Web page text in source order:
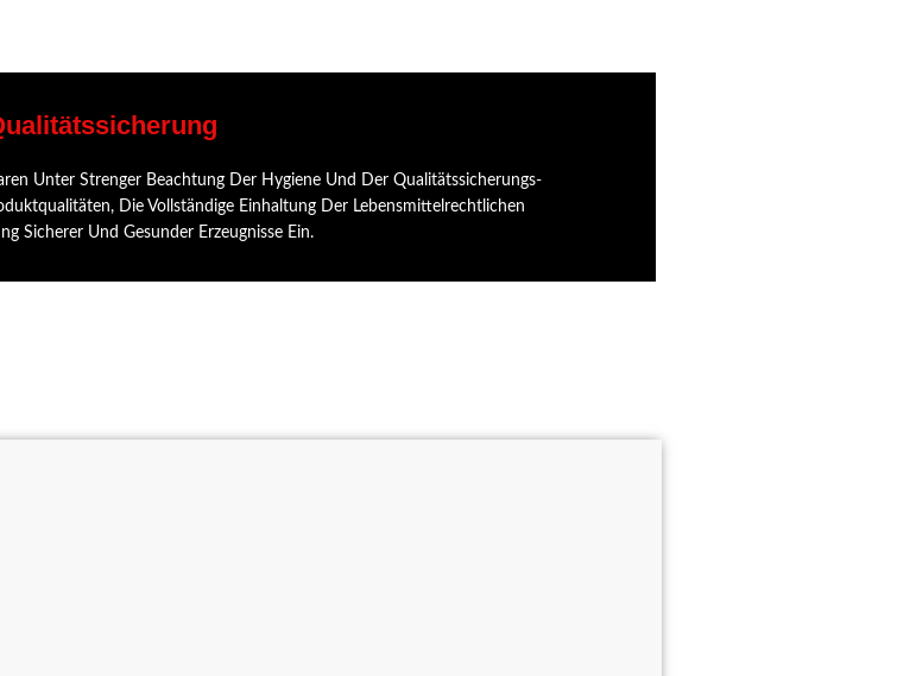
Unter Strenger Beachtung Der Hygiene Und Der Qualitätssicherungs-
Die Vollständige Einhaltung Der Lebensmittelrechtlichen
Sicherer Und Gesunder Erzeugnisse Ein.